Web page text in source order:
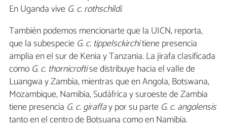
En Uganda vive G.c.rothschildi.
También podemos mencionarte que la UICN, reporta,
que la subespecie G.c. tippelsckirchitiene presencia
amplia en el sur de Kenia y Tanzania. La jirafa clasificada
como G.c. thornicroftise distribuye hacia el valle de
Luangwa y Zambia, mientras que en Angola, Botswana,
Mozambique, Namibia, Sudáfrica y suroeste de Zambia
tiene presencia G.c.giraffay por su parte G.c.angolensis
tanto en el centro de Botsuana como en Namibia.